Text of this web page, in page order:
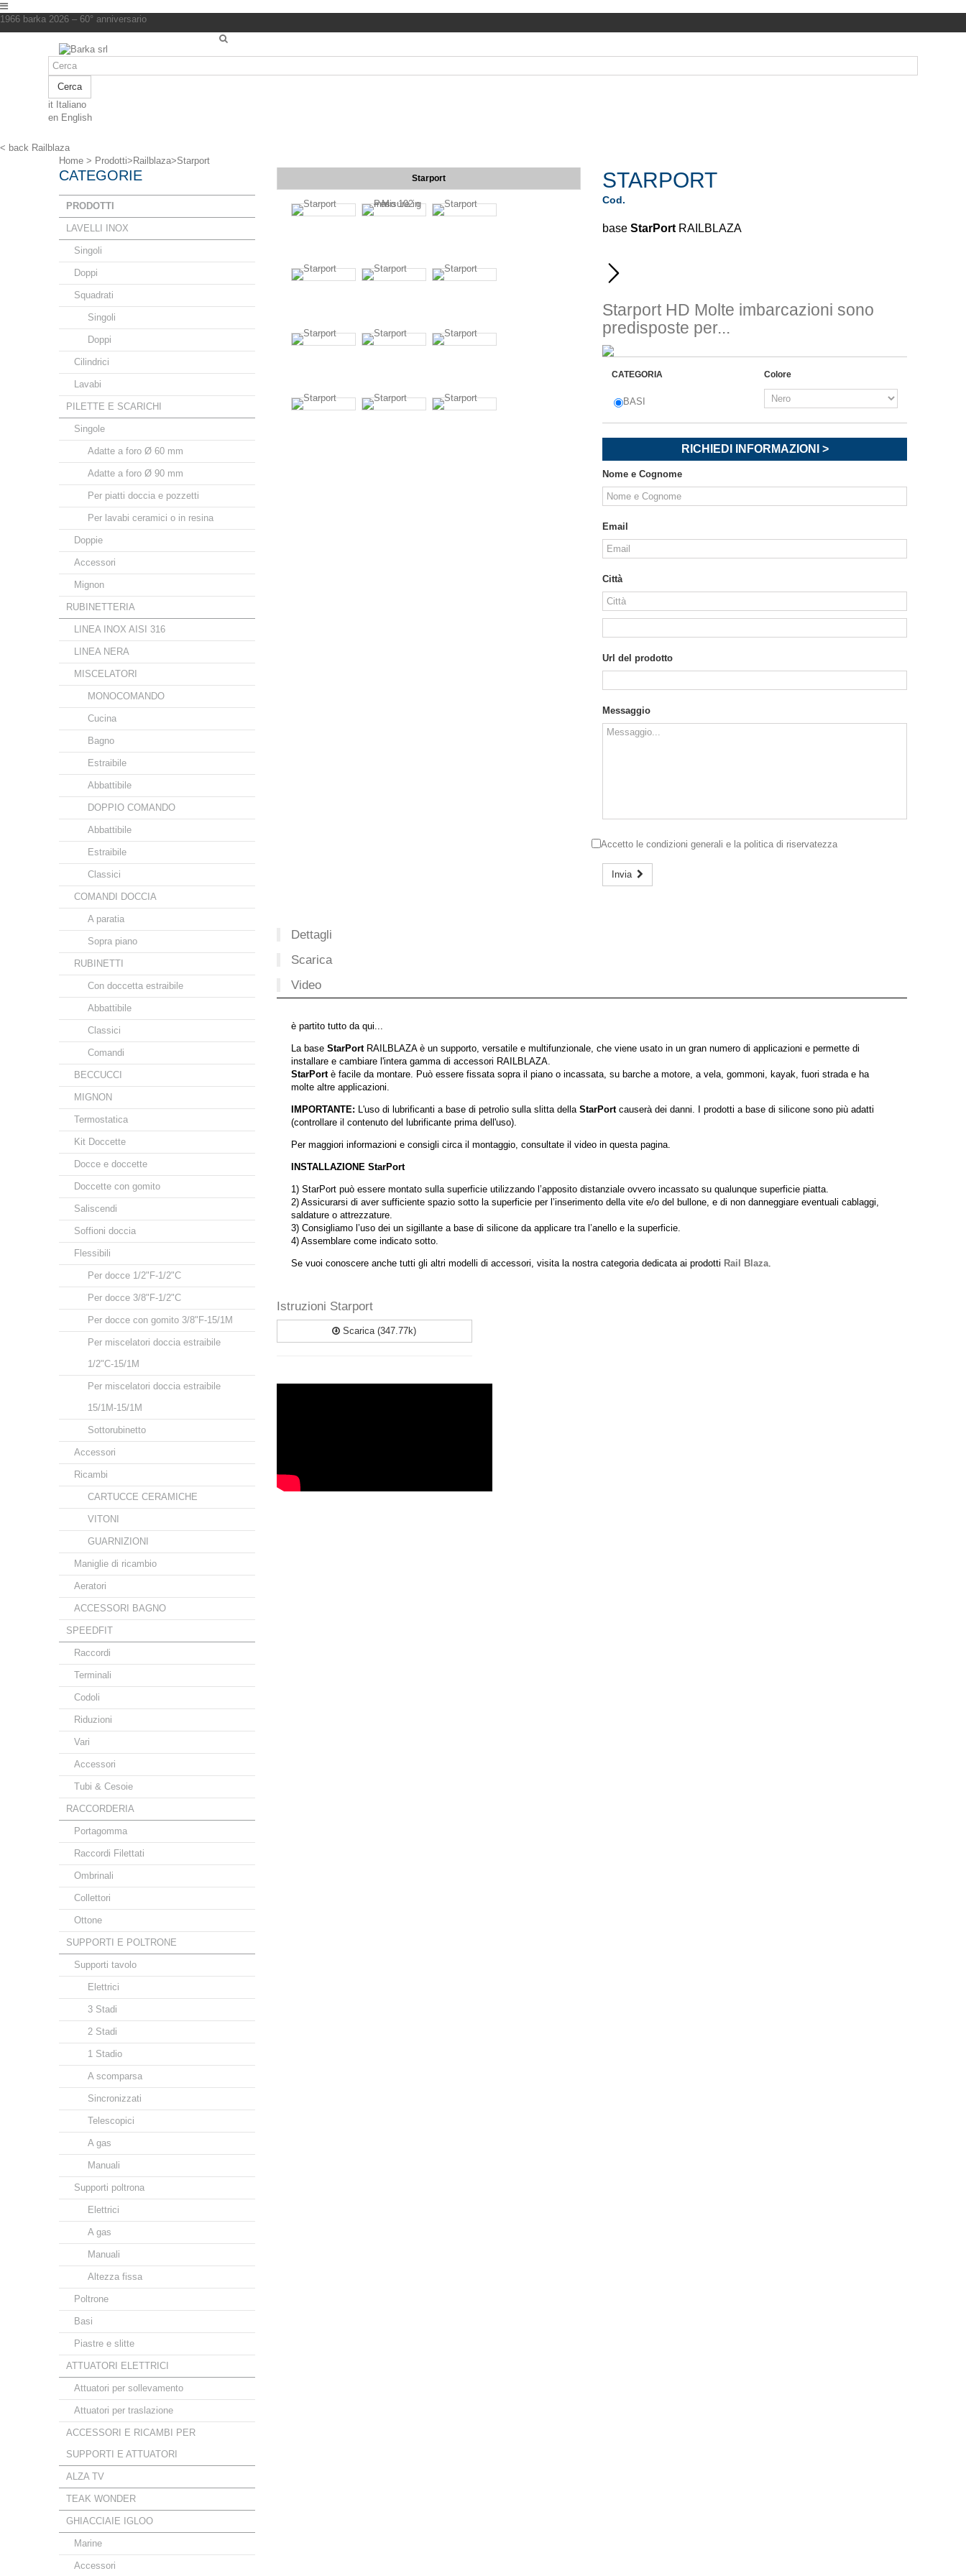
1966 barka 2026 – 60° anniversario
Cerca
it Italiano
en English
< back Railblaza
Home > Prodotti> Railblaza>Starport
CATEGORIE
PRODOTTI
LAVELLI INOX
Singoli
Doppi
Squadrati
Singoli
Doppi
Cilindrici
Lavabi
PILETTE E SCARICHI
Singole
Adatte a foro Ø 60 mm
Adatte a foro Ø 90 mm
Per piatti doccia e pozzetti
Per lavabi ceramici o in resina
Doppie
Accessori
Mignon
RUBINETTERIA
LINEA INOX AISI 316
LINEA NERA
MISCELATORI
MONOCOMANDO
Cucina
Bagno
Estraibile
Abbattibile
DOPPIO COMANDO
Abbattibile
Estraibile
Classici
COMANDI DOCCIA
A paratia
Sopra piano
RUBINETTI
Con doccetta estraibile
Abbattibile
Classici
Comandi
BECCUCCI
MIGNON
Termostatica
Kit Doccette
Docce e doccette
Doccette con gomito
Saliscendi
Soffioni doccia
Flessibili
Per docce 1/2"F-1/2"C
Per docce 3/8"F-1/2"C
Per docce con gomito 3/8"F-15/1M
Per miscelatori doccia estraibile
1/2"C-15/1M
Per miscelatori doccia estraibile
15/1M-15/1M
Sottorubinetto
Accessori
Ricambi
CARTUCCE CERAMICHE
VITONI
GUARNIZIONI
Maniglie di ricambio
Aeratori
ACCESSORI BAGNO
SPEEDFIT
Raccordi
Terminali
Codoli
Riduzioni
Vari
Accessori
Tubi & Cesoie
RACCORDERIA
Portagomma
Raccordi Filettati
Ombrinali
Collettori
Ottone
SUPPORTI E POLTRONE
Supporti tavolo
Elettrici
3 Stadi
2 Stadi
1 Stadio
A scomparsa
Sincronizzati
Telescopici
A gas
Manuali
Supporti poltrona
Elettrici
A gas
Manuali
Altezza fissa
Poltrone
Basi
Piastre e slitte
ATTUATORI ELETTRICI
Attuatori per sollevamento
Attuatori per traslazione
ACCESSORI E RICAMBI PER
SUPPORTI E ATTUATORI
ALZA TV
TEAK WONDER
GHIACCIAIE IGLOO
Marine
Accessori
Starport STARPORT
Cod.
baseStarPort RAILBLAZA
Starport HD Molte imbarcazioni sono
predisposte per...
CATEGORIA
BASI
Colore
RICHIEDI INFORMAZIONI >
Nome e Cognome
Email
Città
Url del prodotto
Messaggio
Accetto lecondizioni generali e la politica di riservatezza
Invia
Dettagli
Scarica
Video
è partito tutto da qui...
La base StarPort RAILBLAZA è un supporto, versatile e multifunzionale, che viene usato in un gran numero di applicazioni e permette di
installare e cambiare l'intera gamma di accessori RAILBLAZA.
StarPortè facile da montare. Può essere fissata sopra il piano o incassata, su barche a motore, a vela, gommoni, kayak, fuori strada e ha
molte altre applicazioni.
IMPORTANTE: L'uso di lubrificanti a base di petrolio sulla slitta della StarPortcauserà dei danni. I prodotti a base di silicone sono più adatti
(controllare il contenuto del lubrificante prima dell'uso).
Per maggiori informazioni e consigli circa il montaggio, consultate il video in questa pagina.
INSTALLAZIONE StarPort
1) StarPort può essere montato sulla superficie utilizzando l’apposito distanziale ovvero incassato su qualunque superficie piatta.
2) Assicurarsi di aver sufficiente spazio sotto la superficie per l’inserimento della vite e/o del bullone, e di non danneggiare eventuali cablaggi,
saldature o attrezzature.
3) Consigliamo l’uso dei un sigillante a base di silicone da applicare tra l’anello e la superficie.
4) Assemblare come indicato sotto.
Se vuoi conoscere anche tutti gli altri modelli di accessori, visita la nostra categoria dedicata ai prodotti Rail Blaza.
Istruzioni Starport
Scarica (347.77k)